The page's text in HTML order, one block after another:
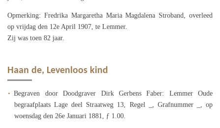
Opmerking: Fredrika Margaretha Maria Magdalena Stroband, overleed
op vrijdag den 12e April 1907, te Lemmer.
Zij was toen 82 jaar.
Haan de, Levenloos kind
Begraven door Doodgraver Dirk Gerbens Faber: Lemmer Oude
begraafplaats Lage deel Straatweg 13, Regel _, Grafnummer _, op
woensdag den 26e Januari 1881, ƒ 1.00.